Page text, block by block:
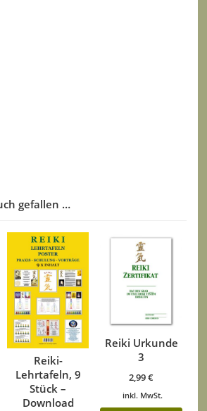
gefallen …
Reiki-
Lehrtafeln, 9
Stück –
Download
Reiki Urkunde
3
2,99€
inkl. MwSt.